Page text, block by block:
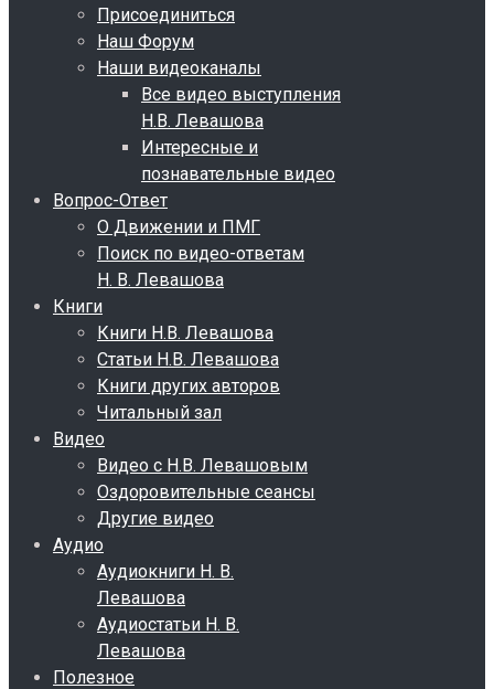
Присоединиться
Наш Форум
Наши видеоканалы
Все видео выступления
Н.В. Левашова
Интересные и
познавательные видео
Вопрос-Ответ
О Движении и ПМГ
Поиск по видео-ответам
Н. В. Левашова
Книги
Книги Н.В. Левашова
Статьи Н.В. Левашова
Книги других авторов
Читальный зал
Видео
Видео с Н.В. Левашовым
Оздоровительные сеансы
Другие видео
Аудио
Аудиокниги Н. В.
Левашова
Аудиостатьи Н. В.
Левашова
Полезное